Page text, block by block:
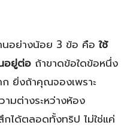
นอย่างน้อย 3 ข้อ คือใช้
อยู่ต่อ ถ้าขาดข้อใดข้อหนึ่ง
ก ยิ่งถ้าคุณจองเพราะ
มต่างระหว่างห้อง
ได้ตลอดทั้งทริป ไม่ใช่แค่